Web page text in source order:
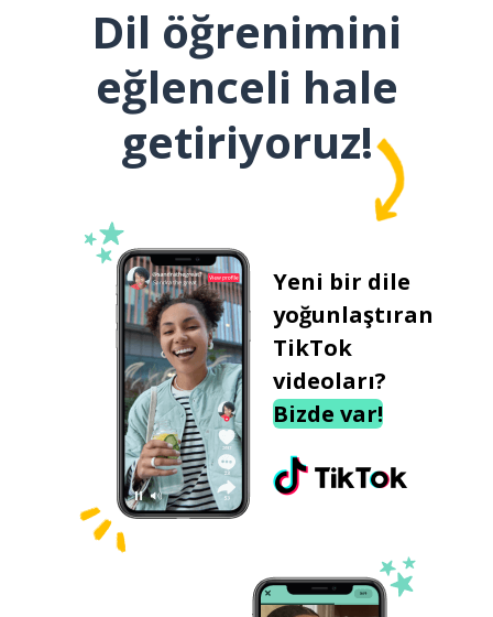
Dil öğrenimini
eğlenceli hale
getiriyoruz!
Yeni bir dile
yoğunlaştıran
TikTok
videoları?
Bizde var!